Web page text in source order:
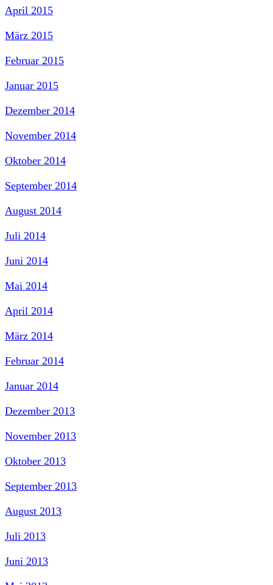
April 2015
März 2015
Februar 2015
Januar 2015
Dezember 2014
November 2014
Oktober 2014
September 2014
August 2014
Juli 2014
Juni 2014
Mai 2014
April 2014
März 2014
Februar 2014
Januar 2014
Dezember 2013
November 2013
Oktober 2013
September 2013
August 2013
Juli 2013
Juni 2013